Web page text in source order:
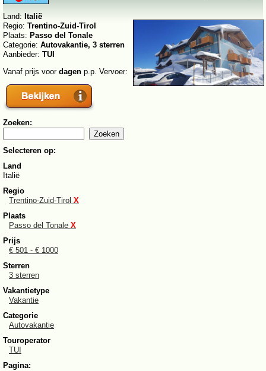
Land: Italië
Regio: Trentino-Zuid-Tirol
Plaats: Passo del Tonale
Categorie: Autovakantie, 3 sterren
Aanbieder: TUI
Vanaf prijs voor dagen p.p. Vervoer:
Zoeken:
Selecteren op:
Land
Italië
Regio
Trentino-Zuid-Tirol X
Plaats
Passo del Tonale X
Prijs
€ 501 - € 1000
Sterren
3 sterren
Vakantietype
Vakantie
Categorie
Autovakantie
Touroperator
TUI
Pagina: